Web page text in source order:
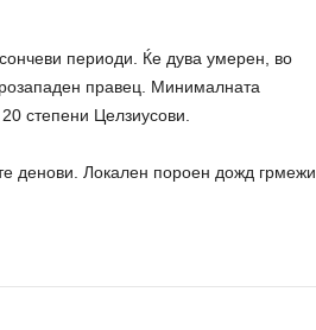
периоди. Ќе дува умерен, во
правец. Минималната
степени Целзиусови.
денови. Локален пороен дожд грмежи